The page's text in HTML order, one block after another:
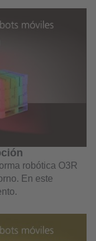
robótica O3R
En este